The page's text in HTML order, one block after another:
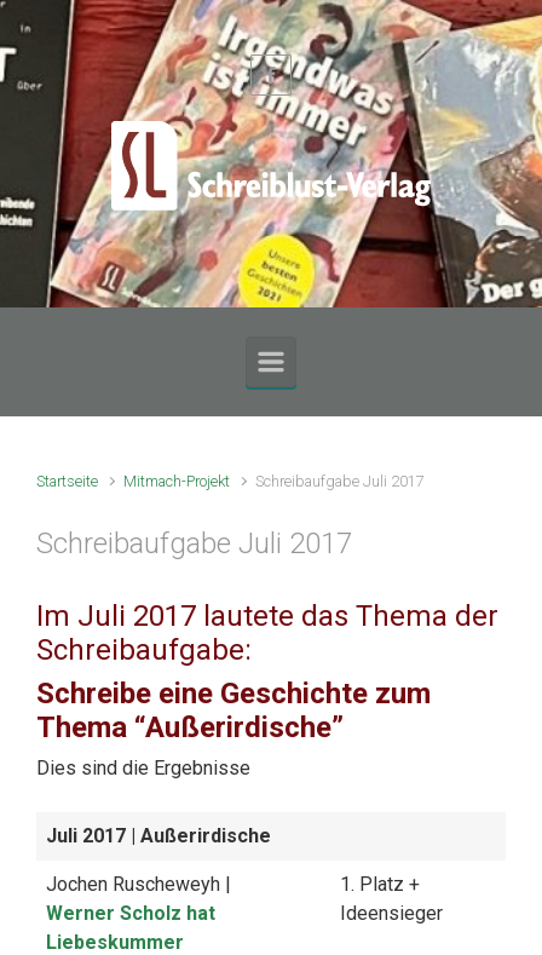
Zum Hauptinhalt springen
Startseite Mitmach-Projekt Schreibaufgabe Juli 2017
Schreibaufgabe Juli 2017
Im Juli 2017 lautete das Thema der
Schreibaufgabe:
Schreibe eine Geschichte zum
Thema “Außerirdische”
Dies sind die Ergebnisse
Juli 2017 | Außerirdische
Jochen Ruscheweyh |
Werner Scholz hat
Liebeskummer
1. Platz +
Ideensieger